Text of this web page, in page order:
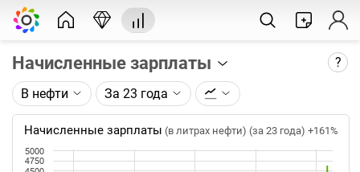
Начисленные зарплаты ?
Описание графика:
Среднемесячная номинальная начисленная
заработная плата (ФОТ) работников в целом по
экономике по данным Росстата.
В нефти За 23 года
Начисленные зарплаты (в литрах нефти) (за 23 года) +161%
4750
5000